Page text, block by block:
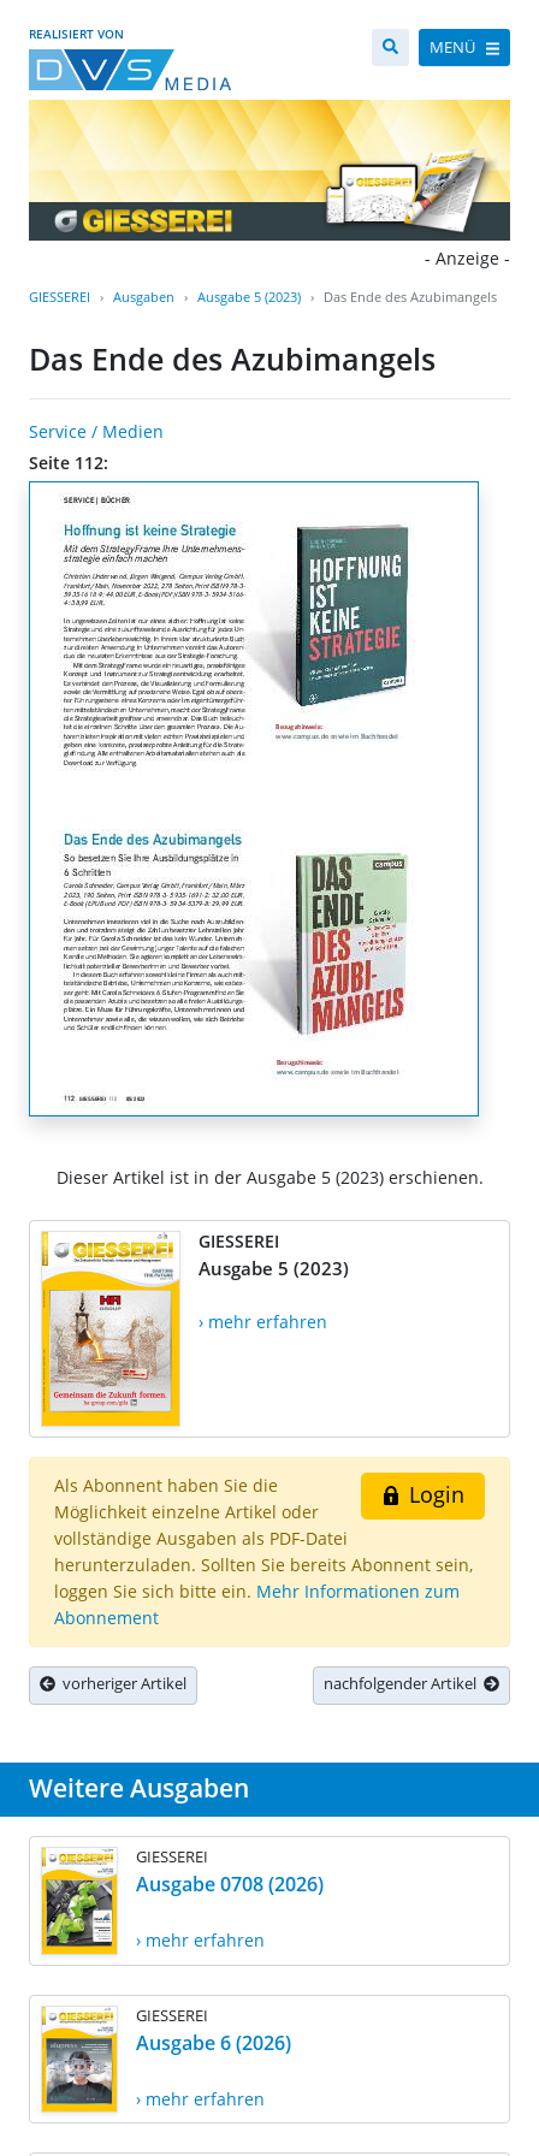
REALISIERT VON
MENÜ
- Anzeige -
GIESSEREI Ausgaben Ausgabe 5 (2023) Das Ende des Azubimangels
Das Ende des Azubimangels
Service / Medien
Seite 112:
Dieser Artikel ist in der Ausgabe 5 (2023) erschienen.
GIESSEREI
Ausgabe 5 (2023)
› mehr erfahren
Login
Als Abonnent haben Sie die
Möglichkeit einzelne Artikel oder
vollständige Ausgaben als PDF-Datei
herunterzuladen. Sollten Sie bereits Abonnent sein,
loggen Sie sich bitte ein. Mehr Informationen zum
Abonnement
vorheriger Artikel nachfolgender Artikel
Weitere Ausgaben
GIESSEREI
Ausgabe 0708 (2026)
› mehr erfahren
GIESSEREI
Ausgabe 6 (2026)
› mehr erfahren